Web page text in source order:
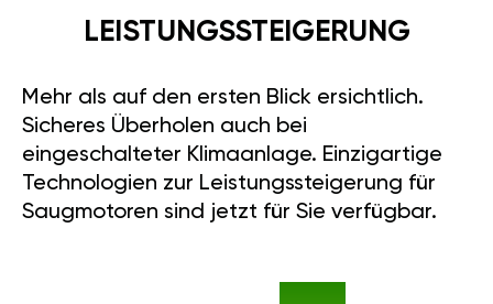
LEISTUNGSSTEIGERUNG
Mehr als auf den ersten Blick ersichtlich.
Sicheres Überholen auch bei
eingeschalteter Klimaanlage. Einzigartige
Technologien zur Leistungssteigerung für
Saugmotoren sind jetzt für Sie verfügbar.